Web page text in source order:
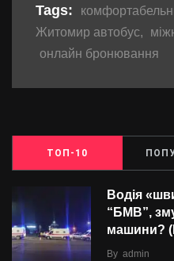
Tags:
Житомир автобус,
онлайн бронювання
ТОП-10
Водія
“БMВ”,
машини?
By admin